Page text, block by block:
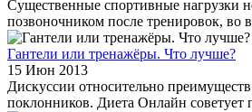
Существенные спортивные нагрузки
позвоночником после тренировок,
Гантели или тренажёры. Что лучше?
15 Июн 2013
Дискуссии относительно
поклонников. Диета Онлайн советует